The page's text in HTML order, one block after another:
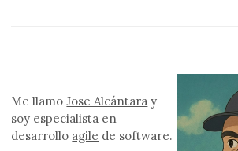
Me llamoJose Alcántara y
soy especialista en
desarrollo agile de software.